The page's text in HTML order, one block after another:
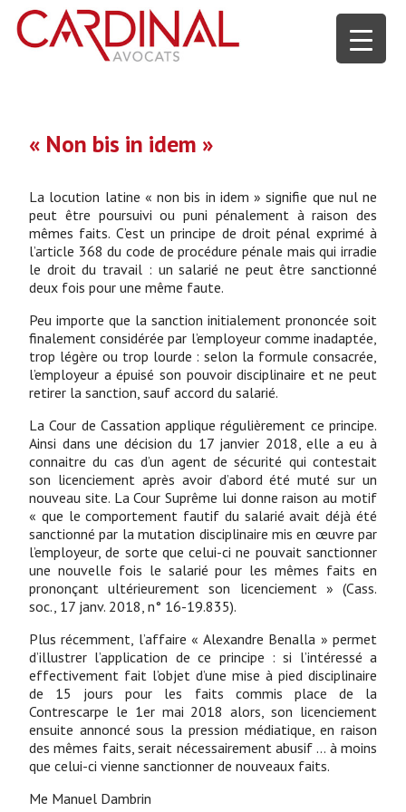
« Non bis in idem »
La locution latine « non bis in idem » signifie que nul ne
peut être poursuivi ou puni pénalement à raison des
mêmes faits. C’est un principe de droit pénal exprimé à
l’article 368 du code de procédure pénale mais qui irradie
le droit du travail : un salarié ne peut être sanctionné
deux fois pour une même faute.
Peu importe que la sanction initialement prononcée soit
finalement considérée par l’employeur comme inadaptée,
trop légère ou trop lourde : selon la formule consacrée,
l’employeur a épuisé son pouvoir disciplinaire et ne peut
retirer la sanction, sauf accord du salarié.
La Cour de Cassation applique régulièrement ce principe.
Ainsi dans une décision du 17 janvier 2018, elle a eu à
connaitre du cas d’un agent de sécurité qui contestait
son licenciement après avoir d’abord été muté sur un
nouveau site. La Cour Suprême lui donne raison au motif
« que le comportement fautif du salarié avait déjà été
sanctionné par la mutation disciplinaire mis en œuvre par
l’employeur, de sorte que celui-ci ne pouvait sanctionner
une nouvelle fois le salarié pour les mêmes faits en
prononçant ultérieurement son licenciement » (Cass.
soc., 17 janv. 2018, n° 16-19.835).
Plus récemment, l’affaire « Alexandre Benalla » permet
d’illustrer l’application de ce principe : si l’intéressé a
effectivement fait l’objet d’une mise à pied disciplinaire
de 15 jours pour les faits commis place de la
Contrescarpe le 1er mai 2018 alors, son licenciement
ensuite annoncé sous la pression médiatique, en raison
des mêmes faits, serait nécessairement abusif … à moins
que celui-ci vienne sanctionner de nouveaux faits.
Me Manuel Dambrin